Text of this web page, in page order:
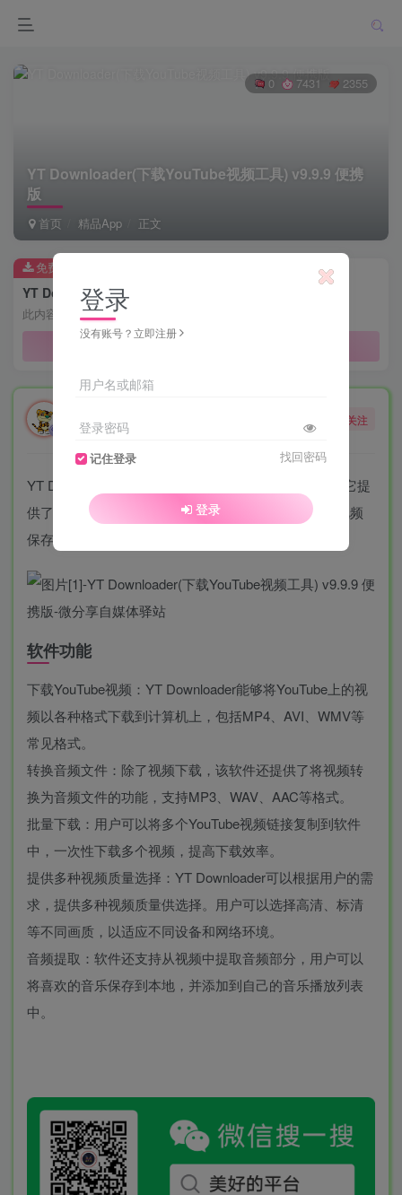
YT Downloader(下载YouTube视频工具) v9.9.9 便携
版
首页 精品App 正文
0 7431 2355
YT Downloader(下载YouTube视频工具) v9.9.9 便携版
此内容为免费资源，请登录后查看
免费资源
酒醒只在花前坐，酒醉还来花下眠。
关注
YT Downloader是一款用于下载YouTube视频的工具。它提
供了一种简单快捷的方式，让用户能够将自己喜欢的视频
保存到本地，并随时观看，无需依赖网络连接。
软件功能
下载YouTube视频：YT Downloader能够将YouTube上的视
频以各种格式下载到计算机上，包括MP4、AVI、WMV等
常见格式。
转换音频文件：除了视频下载，该软件还提供了将视频转
换为音频文件的功能，支持MP3、WAV、AAC等格式。
批量下载：用户可以将多个YouTube视频链接复制到软件
中，一次性下载多个视频，提高下载效率。
提供多种视频质量选择：YT Downloader可以根据用户的需
求，提供多种视频质量供选择。用户可以选择高清、标清
等不同画质，以适应不同设备和网络环境。
音频提取：软件还支持从视频中提取音频部分，用户可以
将喜欢的音乐保存到本地，并添加到自己的音乐播放列表
中。
登录
没有账号？立即注册
用户名或邮箱
登录密码
记住登录 找回密码
登录